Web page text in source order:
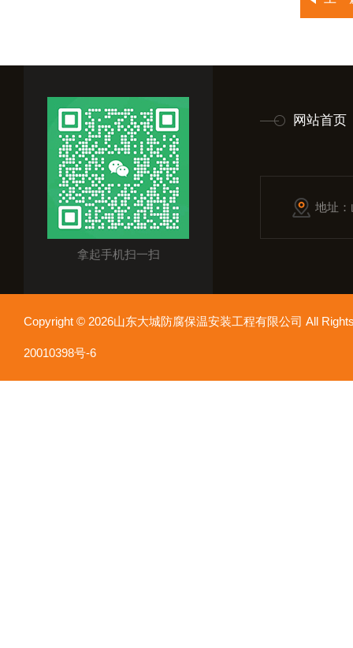
拿起手机扫一扫
网站首页
地址
Copyright © 2026山东大城防腐保温安装工程有限公司 All
20010398号-6